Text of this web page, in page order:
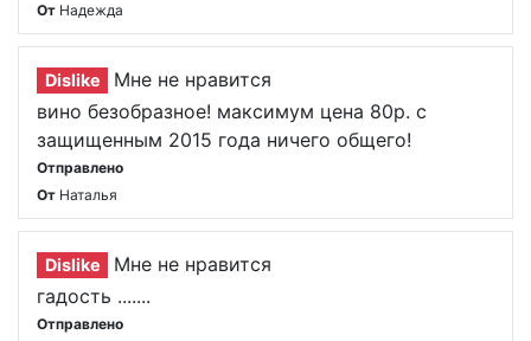
От Надежда
Dislike
Мне не нравится
вино безобразное! максимум цена 80р. с
защищенным 2015 года ничего общего!
Отправлено
От Наталья
Dislike
Мне не нравится
гадость .......
Отправлено